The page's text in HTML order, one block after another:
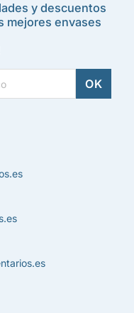
y descuentos
mejores envases